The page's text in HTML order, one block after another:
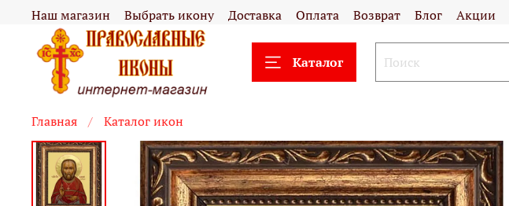
Наш магазин Выбрать икону Доставка Оплата Возврат Блог Акции
Каталог
Главная Каталог икон